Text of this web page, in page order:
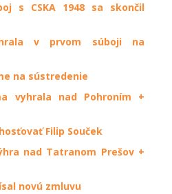
s CSKA 1948 sa skončil
v prvom súboji na
na sústredenie
vyhrala nad Pohroním +
Filip Souček
nad Tatranom Prešov +
novú zmluvu